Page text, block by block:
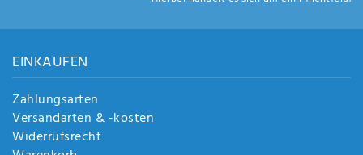
rag
sen
de
n
EINKAUFEN
Zahlungsarten
Versandarten & -kosten
Widerrufsrecht